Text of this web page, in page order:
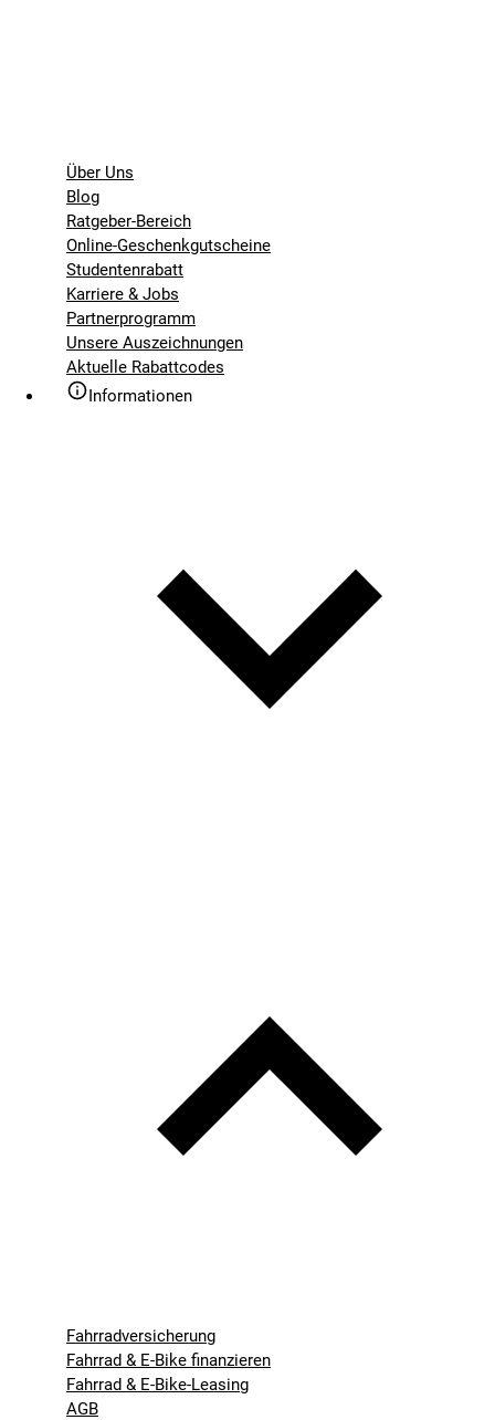
Über Uns
Blog
Ratgeber-Bereich
Online-Geschenkgutscheine
Studentenrabatt
Karriere & Jobs
Partnerprogramm
Unsere Auszeichnungen
Aktuelle Rabattcodes
Informationen
Fahrradversicherung
Fahrrad & E-Bike finanzieren
Fahrrad & E-Bike-Leasing
AGB